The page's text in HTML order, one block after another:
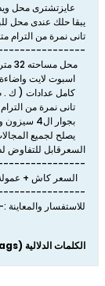
عايزتشترى محل
يبقا حلك عندى محل
تانى نمرة من
محل مساحته 32 متر طبقا للعقد ارضيات سراميك
اسبوت لايت
كامل عدادات ( ك .
تانى نمرة من
بجوار ال4 سيزون وش شعراوى
يصلح لجميع
السعرقابل للتفاوض
السعر كاش + عمولة
للاستفسار والمعاينة :-
الكلمات الدلالية (Tags):